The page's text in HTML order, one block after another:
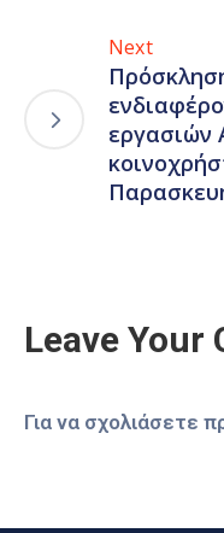
Next
εργασιών
Leave Your
Για να σχολιάσετε